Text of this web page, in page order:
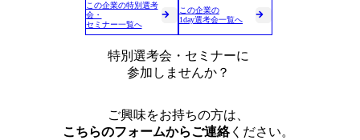
この企業の特別選考
会・
セミナー一覧へ
この企業の
1day選考会一覧へ
特別選考会・セミナーに
参加しませんか？
ご興味をお持ちの方は、
こちらのフォームからご連絡ください。